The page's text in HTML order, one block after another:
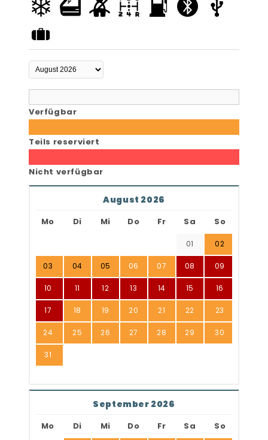
Verfügbar
Teils reserviert
Nicht verfügbar
August 2026
Mo Di Mi Do Fr Sa So
01 02
03 04 05 06 07 08 09
10 11 12 13 14 15 16
17 18 19 20 21 22 23
24 25 26 27 28 29 30
31
September 2026
Mo Di Mi Do Fr Sa So